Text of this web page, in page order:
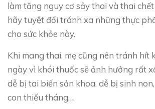
làm tăng nguy cơ sảy thai và thai chết
hãy tuyệt đối tránh xa những thực
cho sức khỏe này.
Khi mang thai, mẹ cũng nên tránh hít
ngày vì khói thuốc sẽ ảnh hưởng rất
dễ bị tai biến sản khoa, dễ bị sinh
con thiếu tháng…